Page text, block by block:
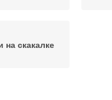
скакалке